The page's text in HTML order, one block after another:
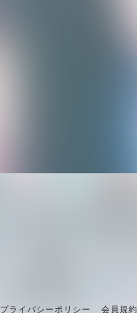
プライバシーポリシー 会員規約